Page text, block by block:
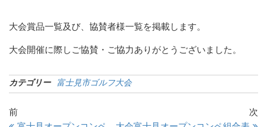
大会賞品一覧及び、協賛者様一覧を掲載します。
大会開催に際しご協賛・ご協力ありがとうございました。
カテゴリー 富士見市ゴルフ大会
投
過
前
次